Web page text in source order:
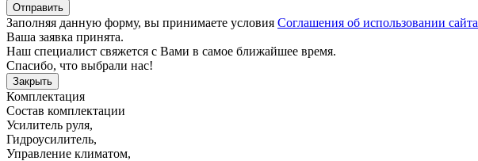
Отправить
Заполняя данную форму, вы принимаете условия Соглашения об использовании сайта
Ваша заявка принята.
Наш специалист свяжется с Вами в самое ближайшее время.
Спасибо, что выбрали нас!
Закрыть
Комплектация
Состав комплектации
Усилитель руля,
Гидроусилитель,
Управление климатом,